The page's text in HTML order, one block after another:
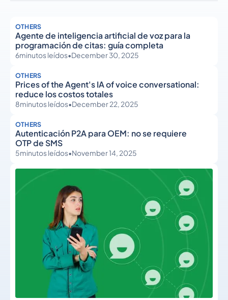
OTHERS
Agente de inteligencia artificial de voz para la
programación de citas: guía completa
6minutos leídos•December 30, 2025
OTHERS
Prices of the Agent's IA of voice conversational:
reduce los costos totales
8minutos leídos•December 22, 2025
OTHERS
Autenticación P2A para OEM: no se requiere
OTP de SMS
5minutos leídos•November 14, 2025